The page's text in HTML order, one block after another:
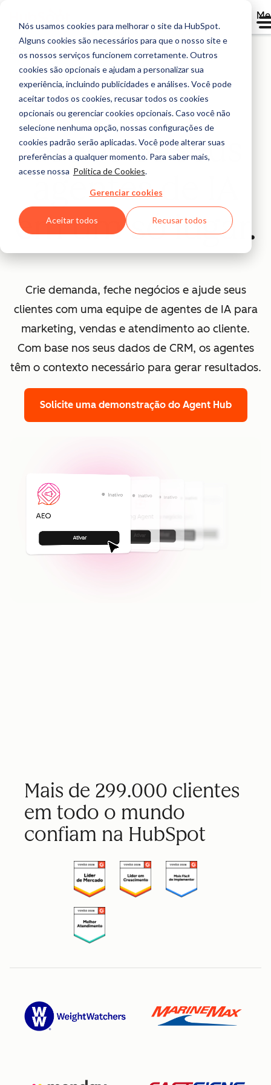
Nós usamos cookies para melhorar o site da HubSpot.
Alguns cookies são necessários para que o nosso site e
os nossos serviços funcionem corretamente. Outros
cookies são opcionais e ajudam a personalizar sua
experiência, incluindo publicidades e análises. Você pode
aceitar todos os cookies, recusar todos os cookies
opcionais ou gerenciar cookies opcionais. Caso você não
selecione nenhuma opção, nossas configurações de
cookies padrão serão aplicadas. Você pode alterar suas
preferências a qualquer momento. Para saber mais,
acesse nossa Política de Cookies.
Gerenciar cookies
Aceitar todos Recusar todos
Beta
Todos os seus
agentes de IA
em um só lugar.
Crie demanda, feche negócios e ajude seus
clientes com uma equipe de agentes de IA para
marketing, vendas e atendimento ao cliente.
Com base nos seus dados de CRM, os agentes
têm o contexto necessário para gerar resultados.
Solicite uma demonstração do Agent Hub
Mais de 299.000 clientes
em todo o mundo
confiam na HubSpot